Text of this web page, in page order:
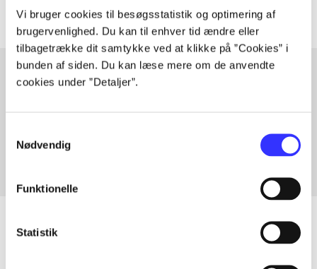
Vi bruger cookies til besøgsstatistik og optimering af
brugervenlighed. Du kan til enhver tid ændre eller
tilbagetrække dit samtykke ved at klikke på ”Cookies” i
bunden af siden. Du kan læse mere om de anvendte
cookies under ”Detaljer”.
Nødvendig
Funktionelle
Statistik